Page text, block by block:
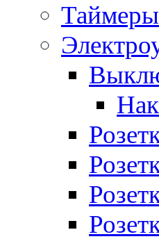
Таймеры